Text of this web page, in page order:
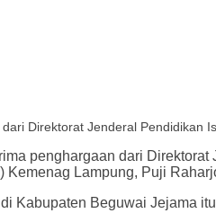
Direktorat Jenderal Pendidikan
penghargaan dari
Lampung, Puji
Kabupaten Beguwai Jejama